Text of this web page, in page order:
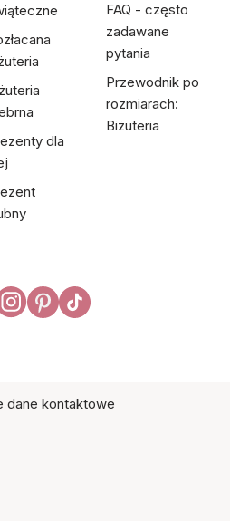
dla
FAQ - często
zadawane
pytania
Przewodnik po
rozmiarach:
Biżuteria
dane kontaktowe